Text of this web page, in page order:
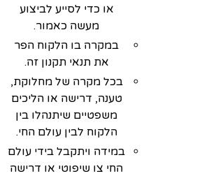
או כדי לסייע לביצוע
מעשה כאמור.
במקרה בו הלקוח הפר
את תנאי תקנון זה.
בכל מקרה של מחלוקת,
טענה, דרישה או הליכים
משפטיים שיתנהלו בין
הלקוח לבין עולם החי.
במידה ויתקבל בידי עולם
החי צו שיפוטי או דרישה